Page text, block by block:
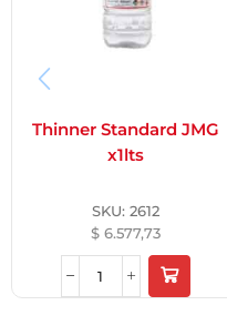
Thinner Standard JMG
x1lts
SKU: 2612
$6.577,73